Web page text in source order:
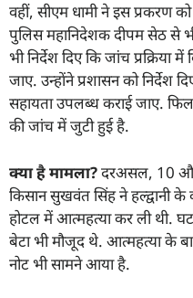
वहीं, सीएम धामी ने इस प्रकरण
पुलिस महानिदेशक दीपम सेठ से
भी निर्देश दिए कि जांच प्रक्रिया
जाए. उन्होंने प्रशासन को निर्देश
सहायता उपलब्ध कराई जाए.
की जांच में जुटी हुई है.
क्या है मामला?दरअसल, 10 और
किसान सुखवंत सिंह ने हल्द्वानी के
होटल में आत्महत्या कर ली थी.
बेटा भी मौजूद थे. आत्महत्या के
नोट भी सामने आया है.